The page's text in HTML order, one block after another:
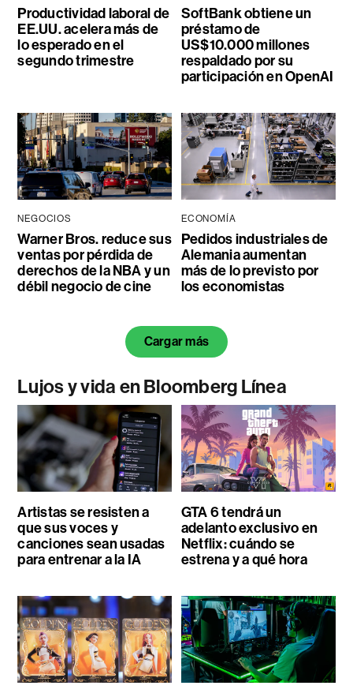
Productividad laboral de
EE.UU. acelera más de
lo esperado en el
segundo trimestre
SoftBank obtiene un
préstamo de
US$10.000 millones
respaldado por su
participación en OpenAI
NEGOCIOS
Warner Bros. reduce sus
ventas por pérdida de
derechos de la NBA y un
débil negocio de cine
ECONOMÍA
Pedidos industriales de
Alemania aumentan
más de lo previsto por
los economistas
Cargar más
Lujos y vida en Bloomberg Línea
Artistas se resisten a
que sus voces y
canciones sean usadas
para entrenar a la IA
GTA 6 tendrá un
adelanto exclusivo en
Netflix: cuándo se
estrena y a qué hora